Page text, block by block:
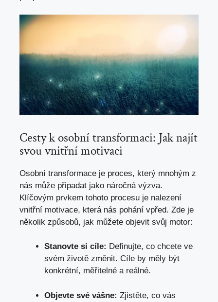
Cesty k osobní transformaci: Jak najít
svou vnitřní motivaci
Osobní transformace je proces, který mnohým z
nás může připadat jako náročná výzva.
Klíčovým prvkem tohoto procesu je nalezení
vnitřní motivace, která nás pohání vpřed. Zde je
několik způsobů, jak můžete objevit svůj motor:
Stanovte si cíle: Definujte, co chcete ve
svém životě změnit. Cíle by měly být
konkrétní, měřitelné a reálné.
Objevte své vášne: Zjistěte, co vás